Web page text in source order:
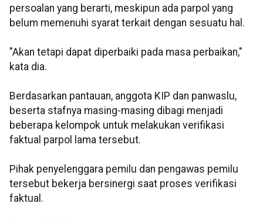
persoalan yang berarti, meskipun ada parpol yang
belum memenuhi syarat terkait dengan sesuatu hal.
"Akan tetapi dapat diperbaiki pada masa perbaikan,"
kata dia.
Berdasarkan pantauan, anggota KIP dan panwaslu,
beserta stafnya masing-masing dibagi menjadi
beberapa kelompok untuk melakukan verifikasi
faktual parpol lama tersebut.
Pihak penyelenggara pemilu dan pengawas pemilu
tersebut bekerja bersinergi saat proses verifikasi
faktual.